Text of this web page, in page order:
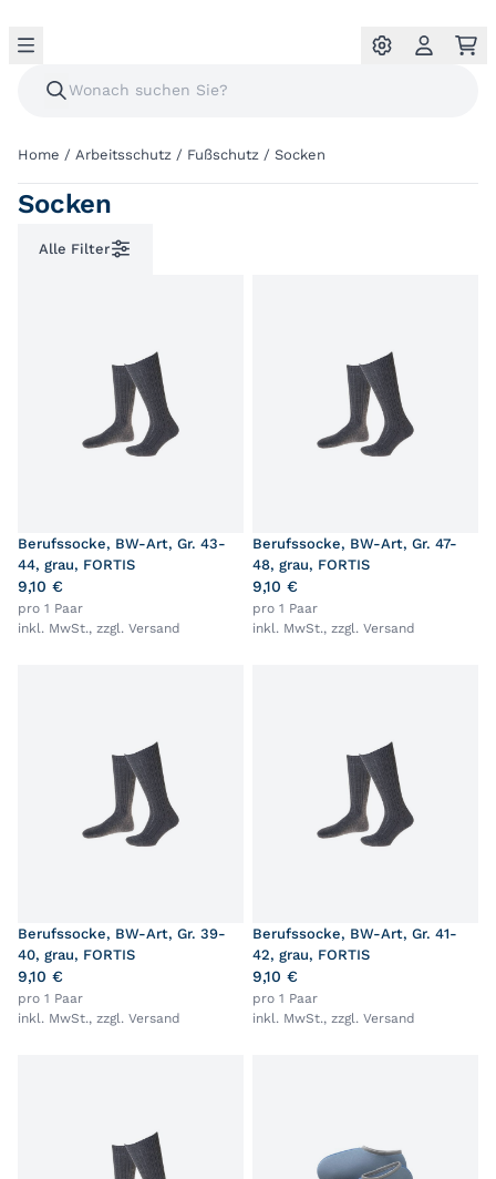
Home / Arbeitsschutz / Fußschutz / Socken
Socken
Alle Filter
Berufssocke, BW-Art, Gr. 43-
44, grau, FORTIS
9,10 €
pro 1 Paar
inkl. MwSt., zzgl. Versand
Berufssocke, BW-Art, Gr. 47-
48, grau, FORTIS
9,10 €
pro 1 Paar
inkl. MwSt., zzgl. Versand
Berufssocke, BW-Art, Gr. 39-
40, grau, FORTIS
9,10 €
pro 1 Paar
inkl. MwSt., zzgl. Versand
Berufssocke, BW-Art, Gr. 41-
42, grau, FORTIS
9,10 €
pro 1 Paar
inkl. MwSt., zzgl. Versand